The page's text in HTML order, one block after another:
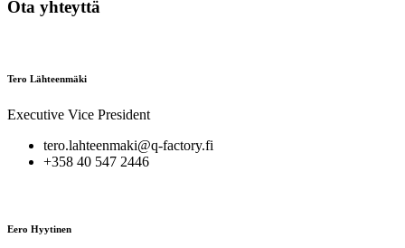
Ota yhteyttä
Tero Lähteenmäki
Executive Vice President
tero.lahteenmaki@q-factory.fi
+358 40 547 2446
Eero Hyytinen